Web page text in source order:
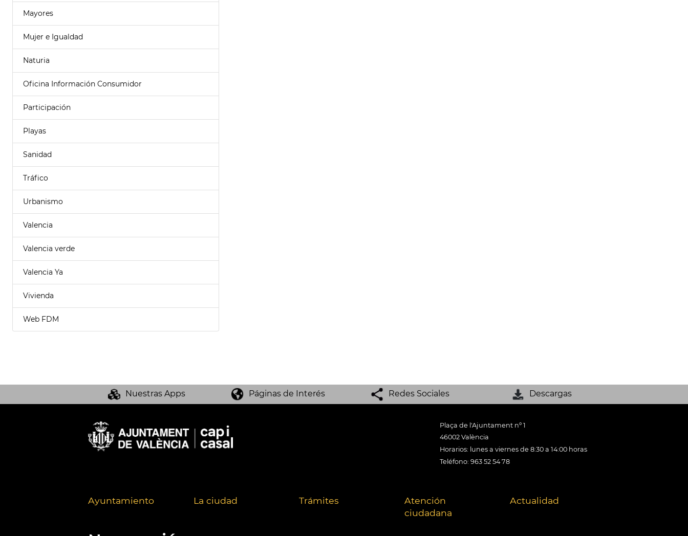
Mayores
Mujer e Igualdad
Naturia
Oficina Información Consumidor
Participación
Playas
Sanidad
Tráfico
Urbanismo
Valencia
Valencia verde
Valencia Ya
Vivienda
Web FDM
Nuestras Apps Páginas de Interés Redes Sociales Descargas
Plaça de l'Ajuntament nº 1
46002 València
Horarios: lunes a viernes de 8:30 a 14:00 horas
Teléfono: 963 52 54 78
Ayuntamiento La ciudad Trámites
Atención
ciudadana
Actualidad